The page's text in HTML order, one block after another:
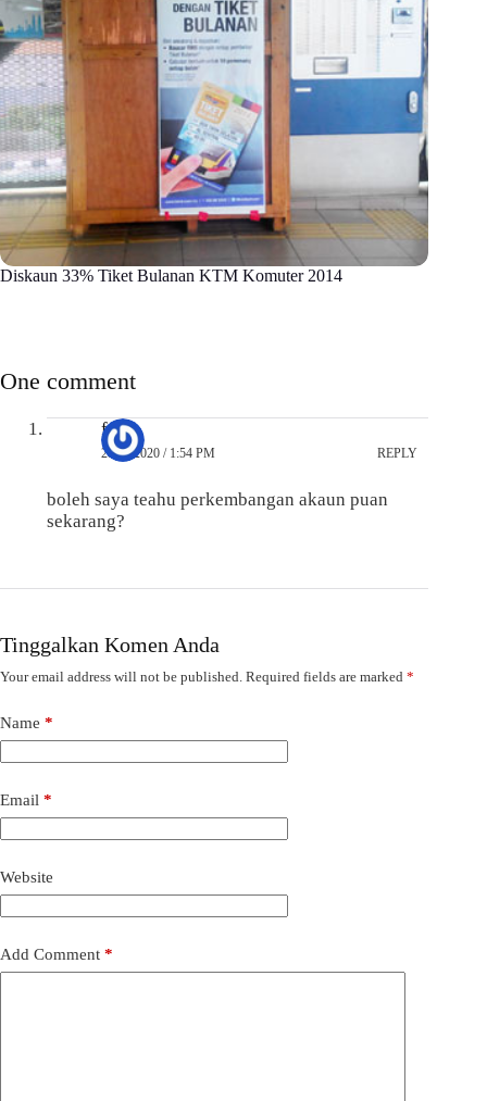
Diskaun 33% Tiket Bulanan KTM Komuter 2014
One comment
fvrv
28/09/2020 / 1:54 PM REPLY
boleh saya teahu perkembangan akaun puan
sekarang?
Tinggalkan Komen Anda
Your email address will not be published. Required fields are marked *
Name *
Email *
Website
Add Comment *